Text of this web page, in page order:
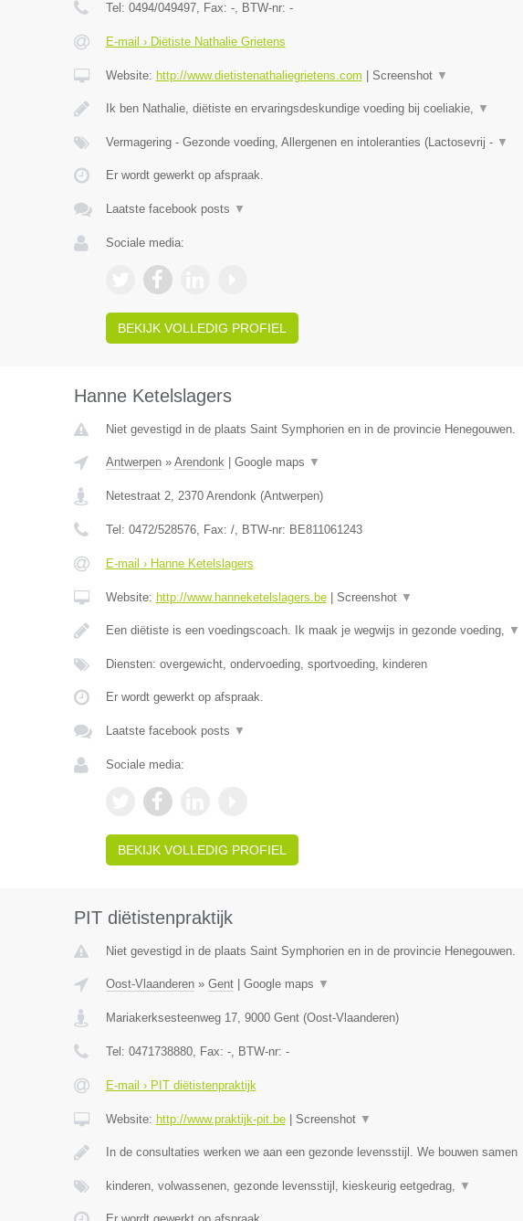
Tel: 0494/049497, Fax: -, BTW-nr: -
E-mail › Diëtiste Nathalie Grietens
Website: http://www.dietistenathaliegrietens.com Screenshot ▼
Ik ben Nathalie, diëtiste en ervaringsdeskundige voeding bij coeliakie, ▼
Vermagering - Gezonde voeding, Allergenen en intoleranties (Lactosevrij - ▼
Er wordt gewerkt op afspraak.
Laatste facebook posts ▼
Sociale media:
BEKIJK VOLLEDIG PROFIEL
Hanne Ketelslagers
Niet gevestigd in de plaats Saint Symphorien en in de provincie Henegouwen.
Antwerpen» Arendonk| Google maps ▼
Netestraat 2, 2370 Arendonk(Antwerpen)
Tel: 0472/528576, Fax: /, BTW-nr: BE811061243
E-mail › Hanne Ketelslagers
Website: http://www.hanneketelslagers.be| Screenshot ▼
Een diëtiste is een voedingscoach. Ik maak je wegwijs in gezonde voeding, ▼
Diensten: overgewicht, ondervoeding, sportvoeding, kinderen
Er wordt gewerkt op afspraak.
Laatste facebook posts ▼
Sociale media:
BEKIJK VOLLEDIG PROFIEL
PIT diëtistenpraktijk
Niet gevestigd in de plaats Saint Symphorien en in de provincie Henegouwen.
Oost-Vlaanderen» Gent| Google maps ▼
Mariakerksesteenweg 17, 9000 Gent(Oost-Vlaanderen)
Tel: 0471738880, Fax: -, BTW-nr: -
E-mail › PIT diëtistenpraktijk
Website: http://www.praktijk-pit.be| Screenshot ▼
In de consultaties werken we aan een gezonde levensstijl. We bouwen samen
kinderen, volwassenen, gezonde levensstijl, kieskeurig eetgedrag, ▼